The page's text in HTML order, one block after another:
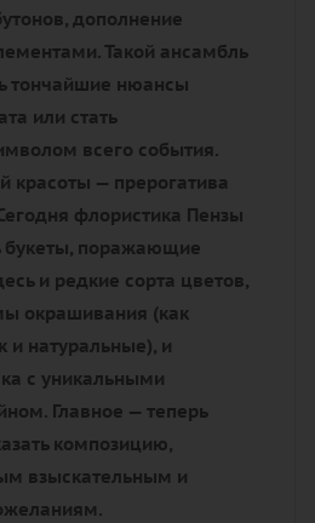
дополнение
Такой ансамбль
тончайшие нюансы
или стать
всего события.
красоты — прерогатива
флористика Пензы
букеты, поражающие
и редкие сорта цветов,
окрашивания (как
и натуральные), и
с уникальными
Главное — теперь
композицию,
взыскательным и